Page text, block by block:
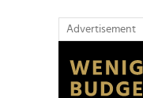
Advertisement